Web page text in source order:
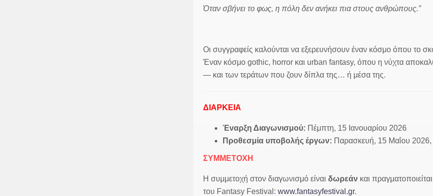
Όταν σβήνει το φως, η πόλη δεν ανήκει πια στους ανθρώπους.”
Οι συγγραφείς καλούνται να εξερευνήσουν έναν κόσμο όπου το
Έναν κόσμο gothic, horror και urban fantasy, όπου η νύχτα
— και των τεράτων που ζουν δίπλα της… ή μέσα της.
ΔΙΑΡΚΕΙΑ
Έναρξη Διαγωνισμού: Πέμπτη, 15 Ιανουαρίου 2026
Προθεσμία υποβολής έργων: Παρασκευή, 15 Μαΐου 2026,
ΣΥΜΜΕΤΟΧΗ
Η συμμετοχή στον διαγωνισμό είναι δωρεάν και
του Fantasy Festival: www.fantasyfestival.gr.